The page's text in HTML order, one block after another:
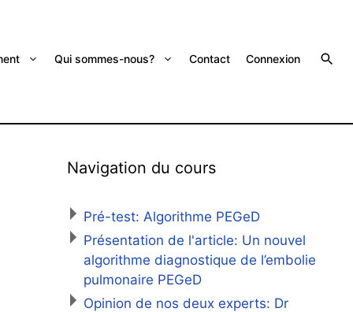
Qui sommes-nous? Contact Connexion
Navigation du cours
Pré-test: Algorithme PEGeD
Présentation de l'article: Un nouvel
algorithme diagnostique de l’embolie
pulmonaire PEGeD
Opinion de nos deux experts: Dr